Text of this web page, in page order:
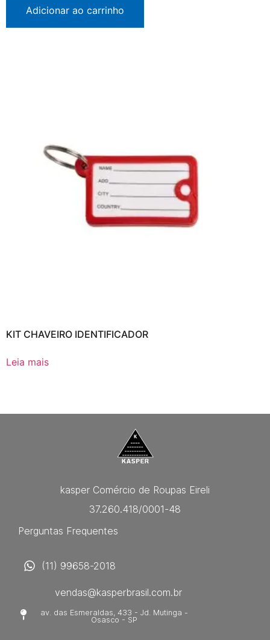
Adicionar ao carrinho
KIT CHAVEIRO IDENTIFICADOR
Leia mais
kasper Comércio de Roupas Eireli
37.260.418/0001-48
Perguntas Frequentes
(11) 99658-2018
vendas@kasperbrasil.com.br
av. das Esmeraldas, 433 - Jd. Mutinga -
Osasco - SP